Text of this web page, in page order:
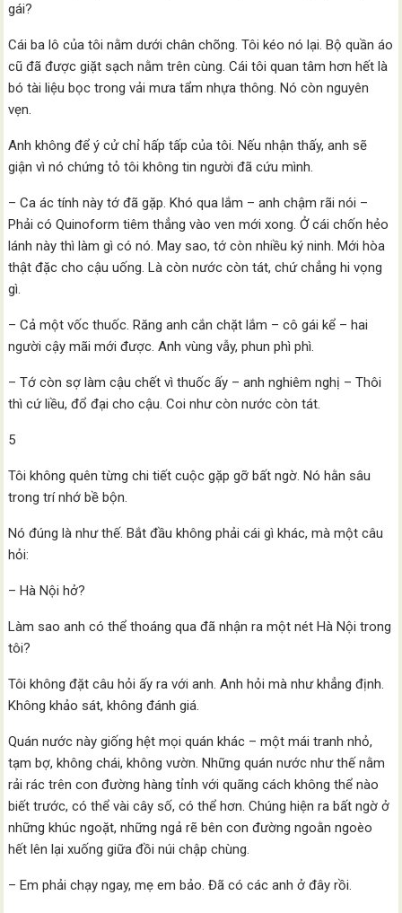
gái?
Cái ba lô của tôi nằm dưới chân chõng. Tôi kéo nó lại. Bộ quần áo
cũ đã được giặt sạch nằm trên cùng. Cái tôi quan tâm hơn hết là
bó tài liệu bọc trong vải mưa tẩm nhựa thông. Nó còn nguyên
vẹn.
Anh không để ý cử chỉ hấp tấp của tôi. Nếu nhận thấy, anh sẽ
giận vì nó chứng tỏ tôi không tin người đã cứu mình.
– Ca ác tính này tớ đã gặp. Khó qua lắm – anh chậm rãi nói –
Phải có Quinoform tiêm thẳng vào ven mới xong. Ở cái chốn hẻo
lánh này thì làm gì có nó. May sao, tớ còn nhiều ký ninh. Mới hòa
thật đặc cho cậu uống. Là còn nước còn tát, chứ chẳng hi vọng
gì.
– Cả một vốc thuốc. Răng anh cắn chặt lắm – cô gái kể – hai
người cậy mãi mới được. Anh vùng vẫy, phun phì phì.
– Tớ còn sợ làm cậu chết vì thuốc ấy – anh nghiêm nghị – Thôi
thì cứ liều, đổ đại cho cậu. Coi như còn nước còn tát.
5
Tôi không quên từng chi tiết cuộc gặp gỡ bất ngờ. Nó hằn sâu
trong trí nhớ bề bộn.
Nó đúng là như thế. Bắt đầu không phải cái gì khác, mà một câu
hỏi:
– Hà Nội hở?
Làm sao anh có thể thoáng qua đã nhận ra một nét Hà Nội trong
tôi?
Tôi không đặt câu hỏi ấy ra với anh. Anh hỏi mà như khẳng định.
Không khảo sát, không đánh giá.
Quán nước này giống hệt mọi quán khác – một mái tranh nhỏ,
tạm bợ, không chái, không vườn. Những quán nước như thế nằm
rải rác trên con đường hàng tỉnh với quãng cách không thể nào
biết trước, có thể vài cây số, có thể hơn. Chúng hiện ra bất ngờ ở
những khúc ngoặt, những ngả rẽ bên con đường ngoằn ngoèo
hết lên lại xuống giữa đồi núi chập chùng.
– Em phải chạy ngay, mẹ em bảo. Đã có các anh ở đây rồi.